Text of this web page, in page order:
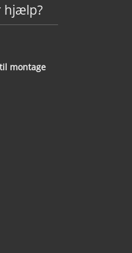
hjælp?
montage